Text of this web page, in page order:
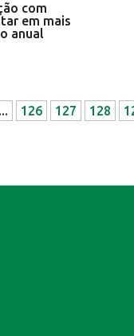
com
em mais
anual
... 126 127 128